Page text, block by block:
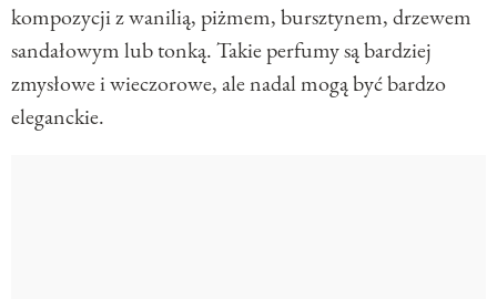
kompozycji z wanilią, piżmem, bursztynem, drzewem
sandałowym lub tonką. Takie perfumy są bardziej
zmysłowe i wieczorowe, ale nadal mogą być bardzo
eleganckie.